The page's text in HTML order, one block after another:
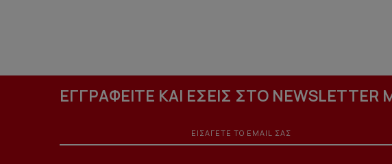
ΕΓΓΡΑΦΕΙΤΕ ΚΑΙ ΕΣΕΙΣ ΣΤΟ NEWSLETTER